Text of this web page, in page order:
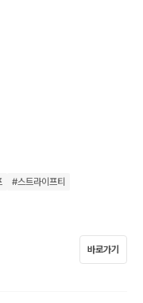
다.
#스트라이프티
바로가기